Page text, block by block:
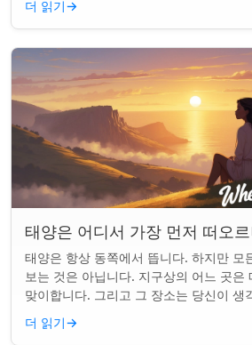
더 읽기→
태양은 어디서 가장 먼저 떠오
태양은 항상 동쪽에서 뜹니다. 하지만 모
보는 것은 아닙니다. 지구상의 어느 곳은
맞이합니다. 그리고 그 장소는 당신이 생
떨어져 있습니다. 핵심 요약...
더 읽기→